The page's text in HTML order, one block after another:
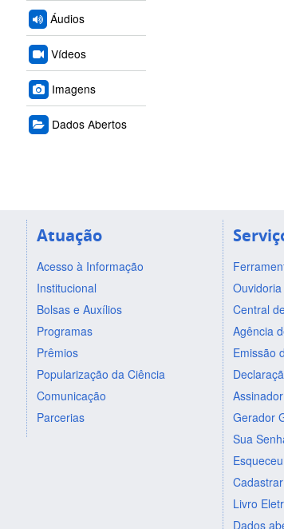
Áudios
Vídeos
Imagens
Dados Abertos
Atuação
Acesso à Informação
Institucional
Bolsas e Auxílios
Programas
Prêmios
Popularização da Ciência
Comunicação
Parcerias
Ouvidoria
Central
Agência
Emissão
Gerador
Sua
Livro
Dados